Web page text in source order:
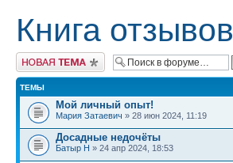
Книга отзывов
Новая тема
ТЕМЫ
Мой личный опыт!
Мария Затаевич » 28 июн 2024, 11:19
Досадные недочёты
Батыр Н » 24 апр 2024, 18:53